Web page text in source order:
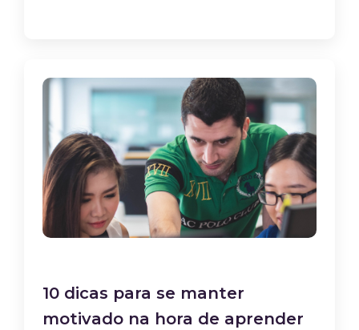
10 dicas para se manter
motivado na hora de aprender